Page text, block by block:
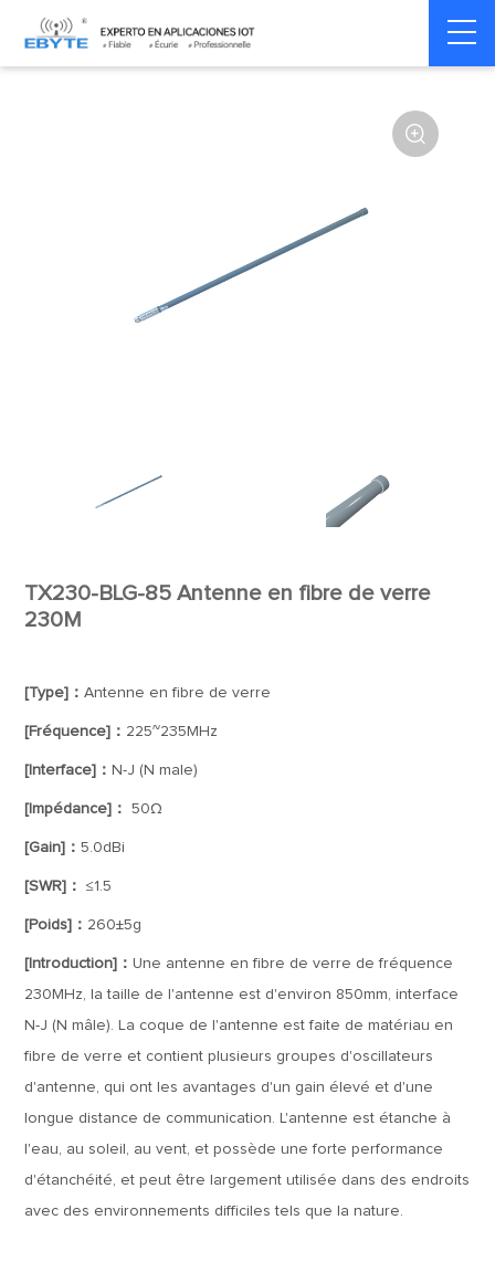
Home > Accessoires > Antenna

TX230-BLG-85 Antenne en fibre de verre
230M
[Type]：Antenne en fibre de verre
[Fréquence]： 225~235MHz
[Interface]： N-J (N male)
[Impédance]： 50Ω
[Gain]：5.0dBi
[SWR]： ≤1.5
[Poids]： 260±5g
[Introduction]：Une antenne en fibre de verre de fréquence
230MHz, la taille de l'antenne est d'environ 850mm, interface
N-J (N mâle). La coque de l'antenne est faite de matériau en
fibre de verre et contient plusieurs groupes d'oscillateurs
d'antenne, qui ont les avantages d'un gain élevé et d'une
longue distance de communication. L'antenne est étanche à
l'eau, au soleil, au vent, et possède une forte performance
d'étanchéité, et peut être largement utilisée dans des endroits
avec des environnements difficiles tels que la nature.